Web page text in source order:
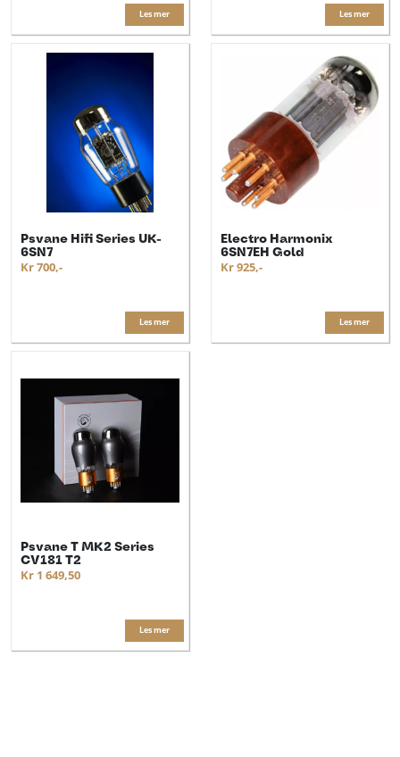
Les mer Les mer
Psvane Hifi Series UK-
6SN7
Kr 700,-
Les mer
Electro Harmonix
6SN7EH Gold
Kr 925,-
Les mer
Psvane T MK2 Series
CV181 T2
Kr 1 649,50
Les mer